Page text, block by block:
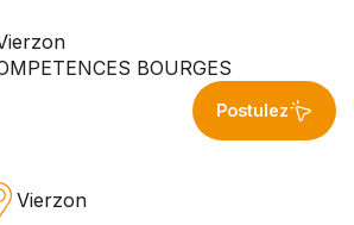
BOURGES
Postulez
Vierzon